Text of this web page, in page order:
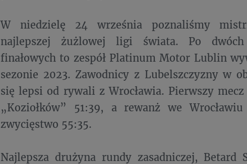
W niedzielę 24 września poznaliśmy
najlepszej żużlowej ligi świata. Po dwóch
finałowych to zespół Platinum Motor Lublin
sezonie 2023. Zawodnicy z Lubelszczyzny w
się lepsi od rywali z Wrocławia. Pierwszy mecz
„Koziołków” 51:39, a rewanż we
zwycięstwo 55:35.
Najlepsza drużyna rundy zasadniczej, Betard